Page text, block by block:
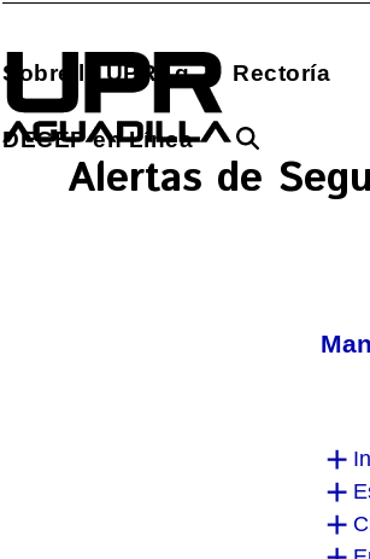
content
Sobre la UPRAg Rectoría
DECEP en Línea
Alertas de